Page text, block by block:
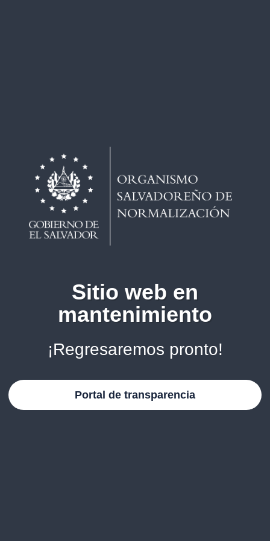
Sitio web en
mantenimiento
¡Regresaremos pronto!
Portal de transparencia